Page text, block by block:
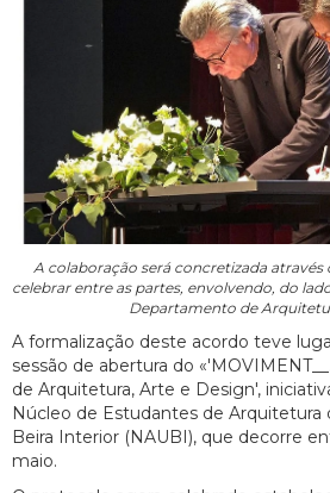
A colaboração será concretizada através
celebrar entre as partes, envolvendo, do
Departamento de
A formalização deste acordo teve
sessão de abertura do
de Arquitetura, Arte e Design',
Núcleo de Estudantes de Arquitetura
Beira Interior (NAUBI), que decorre
maio.